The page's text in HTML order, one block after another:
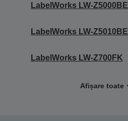
LabelWorks LW-Z5000BE
LabelWorks LW-Z5010BE
LabelWorks LW-Z700FK
Afișare toate